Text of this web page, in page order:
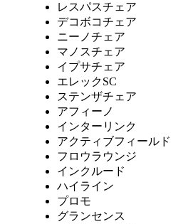
レスパスチェア
デコボコチェア
ニーノチェア
マノスチェア
イプサチェア
エレックSC
ステンザチェア
アフィーノ
インターリンク
アクティブフィールド
フロウラウンジ
インクルード
ハイライン
プロモ
グランセンス